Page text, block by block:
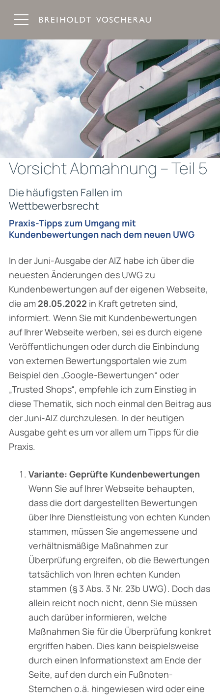
Vorsicht Abmahnung – Teil 5
Die häufigsten Fallen im
Wettbewerbsrecht
Praxis-Tipps zum Umgang mit
Kundenbewertungen nach dem neuen UWG
In der Juni-Ausgabe der AIZ habe ich über die
neuesten Änderungen des UWG zu
Kundenbewertungen auf der eigenen Webseite,
die am 28.05.2022 in Kraft getreten sind,
informiert. Wenn Sie mit Kundenbewertungen
auf Ihrer Webseite werben, sei es durch eigene
Veröffentlichungen oder durch die Einbindung
von externen Bewertungsportalen wie zum
Beispiel den „Google-Bewertungen“ oder
„Trusted Shops“, empfehle ich zum Einstieg in
diese Thematik, sich noch einmal den Beitrag aus
der Juni-AIZ durchzulesen. In der heutigen
Ausgabe geht es um vor allem um Tipps für die
Praxis.
Variante: Geprüfte Kundenbewertungen
Wenn Sie auf Ihrer Webseite behaupten,
dass die dort dargestellten Bewertungen
über Ihre Dienstleistung von echten Kunden
stammen, müssen Sie angemessene und
verhältnismäßige Maßnahmen zur
Überprüfung ergreifen, ob die Bewertungen
tatsächlich von Ihren echten Kunden
stammen (§ 3 Abs. 3 Nr. 23b UWG). Doch das
allein reicht noch nicht, denn Sie müssen
auch darüber informieren, welche
Maßnahmen Sie für die Überprüfung konkret
ergriffen haben. Dies kann beispielsweise
durch einen Informationstext am Ende der
Seite, auf den durch ein Fußnoten-
Sternchen o.ä. hingewiesen wird oder eine